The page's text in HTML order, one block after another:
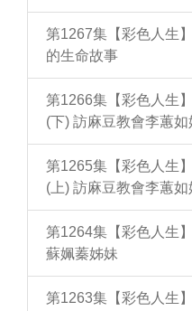
第1267集【彩色人生
的生命故事
第1266集【彩色人生
(下) 訪麻豆教會李蕙如
第1265集【彩色人生
(上) 訪麻豆教會李蕙如
第1264集【彩色人生
蘇姵蓁姊妹
第1263集【彩色人生